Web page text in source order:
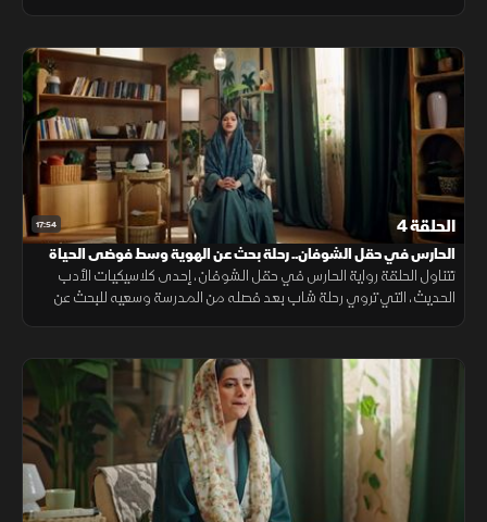
17:54 الحلقة 4
الحارس في حقل الشوفان.. رحلة بحث عن الهوية وسط فوضى الحياة
تتناول الحلقة رواية الحارس في حقل الشوفان، إحدى كلاسيكيات الأدب
الحديث، التي تروي رحلة شاب بعد فصله من المدرسة وسعيه للبحث عن